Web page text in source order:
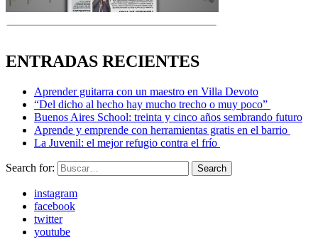
ENTRADAS RECIENTES
Aprender guitarra con un maestro en Villa Devoto
“Del dicho al hecho hay mucho trecho o muy poco”
Buenos Aires School: treinta y cinco años sembrando futuro
Aprende y emprende con herramientas gratis en el barrio
La Juvenil: el mejor refugio contra el frío
Search for: Search
instagram
facebook
twitter
youtube